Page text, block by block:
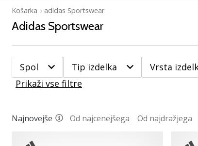
Košarka adidas Sportswear
Adidas Sportswear
Spol Tip izdelka Vrsta
Prikaži vse filtre
Najnovejše Od najcenejšega Od najdražjega